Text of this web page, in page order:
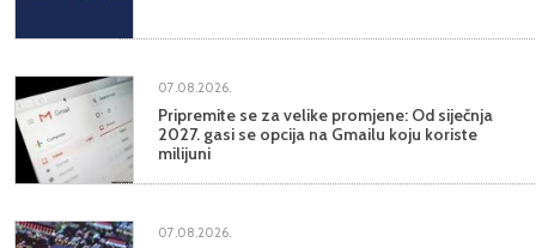
07.08.2026.
Pripremite se za velike promjene: Od siječnja
2027. gasi se opcija na Gmailu koju koriste
milijuni
07.08.2026.